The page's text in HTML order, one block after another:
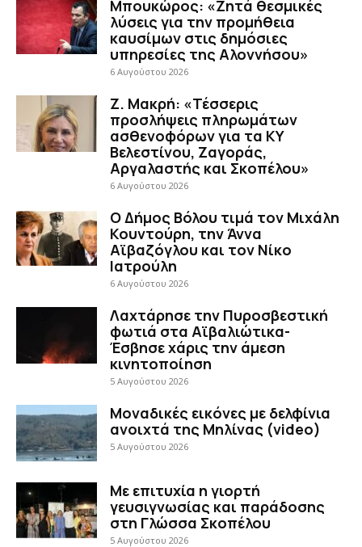
Μπουκώρος: «Ζητά θεσμικές
λύσεις για την προμήθεια
καυσίμων στις δημόσιες
υπηρεσίες της Αλοννήσου»
6 Αυγούστου 2026
Ζ. Μακρή: «Τέσσερις
προσλήψεις πληρωμάτων
ασθενοφόρων για τα ΚΥ
Βελεστίνου, Ζαγοράς,
Αργαλαστής και Σκοπέλου»
6 Αυγούστου 2026
Ο Δήμος Βόλου τιμά τον Μιχάλη
Κουντούρη, την Άννα
Αϊβαζόγλου και τον Νίκο
Ιατρούλη
6 Αυγούστου 2026
Λαχτάρησε την Πυροσβεστική
φωτιά στα Αϊβαλιώτικα-
Έσβησε χάρις την άμεση
κινητοποίηση
5 Αυγούστου 2026
Μοναδικές εικόνες με δελφίνια
ανοιχτά της Μηλίνας (video)
5 Αυγούστου 2026
Με επιτυχία η γιορτή
γευσιγνωσίας και παράδοσης
στη Γλώσσα Σκοπέλου
5 Αυγούστου 2026